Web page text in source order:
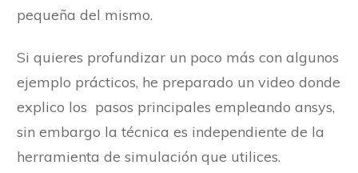
pequeña del mismo.
Si quieres profundizar un poco más con algunos
ejemplo prácticos, he preparado un video donde
explico los pasos principales empleando ansys,
sin embargo la técnica es independiente de la
herramienta de simulación que utilices.